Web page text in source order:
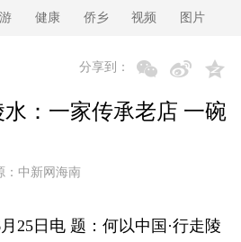
健康 侨乡 视频 图片
分享到：
水：一家传承老店 一碗
中新网海南
日电 题：何以中国·行走陵